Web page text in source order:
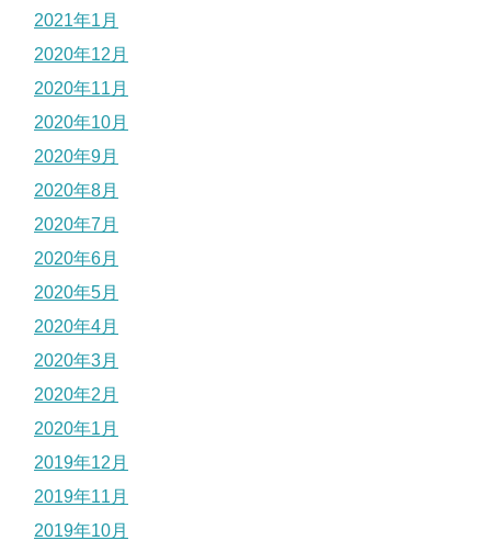
2021年1月
2020年12月
2020年11月
2020年10月
2020年9月
2020年8月
2020年7月
2020年6月
2020年5月
2020年4月
2020年3月
2020年2月
2020年1月
2019年12月
2019年11月
2019年10月